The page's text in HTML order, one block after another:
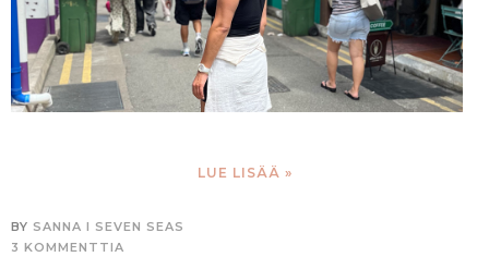
LUE LISÄÄ »
BY SANNA I SEVEN SEAS
3 KOMMENTTIA